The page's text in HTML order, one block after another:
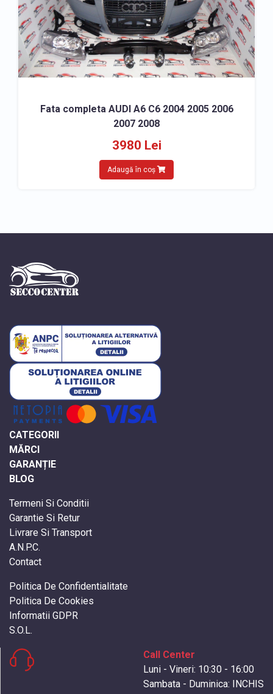
Fata completa AUDI A6 C6 2004 2005 2006
2007 2008
3980 Lei
Adaugă în coș
CATEGORII
MĂRCI
GARANȚIE
BLOG
Termeni Si Conditii
Garantie Si Retur
Livrare Si Transport
A.N.P.C.
Contact
Politica De Confidentialitate
Politica De Cookies
Informatii GDPR
S.O.L.
Call Center
Luni - Vineri: 10:30 - 16:00
Sambata - Duminica: INCHIS